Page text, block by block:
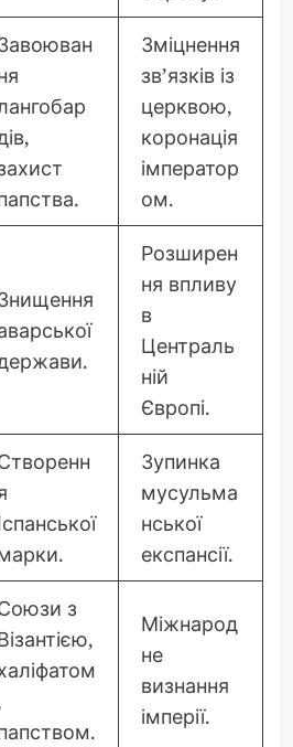
Зміцнення
зв’язків із
церквою,
коронація
імператор
ом.
Розширен
ня впливу
в
Централь
ній
Європі.
Зупинка
мусульма
нської
експансії.
з
Міжнарод
не
визнання
імперії.